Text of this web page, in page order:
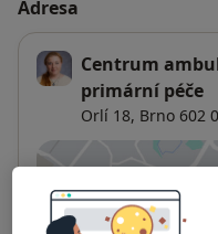
Adresa
Centrum
primární péče
Orlí 18, Brno 602